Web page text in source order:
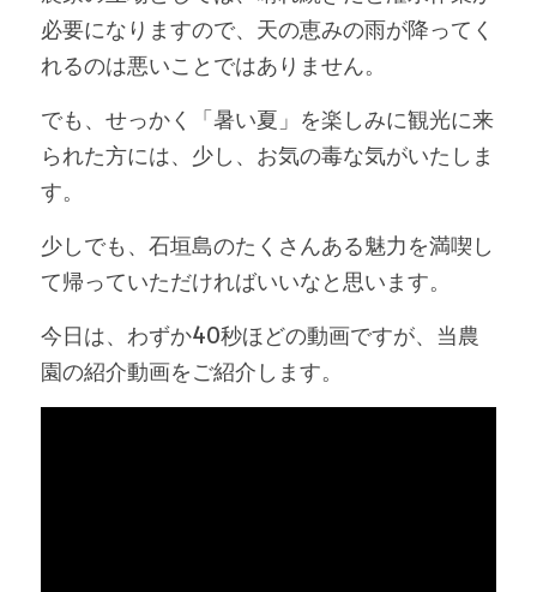
必要になりますので、天の恵みの雨が降ってく
れるのは悪いことではありません。
でも、せっかく「暑い夏」を楽しみに観光に来
られた方には、少し、お気の毒な気がいたしま
す。
少しでも、石垣島のたくさんある魅力を満喫し
て帰っていただければいいなと思います。
今日は、わずか40秒ほどの動画ですが、当農
園の紹介動画をご紹介します。